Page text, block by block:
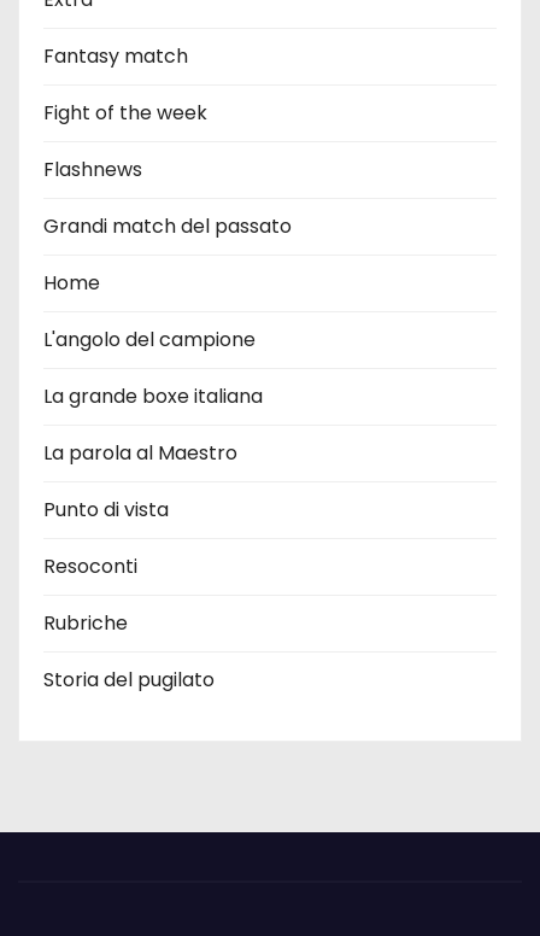
Fantasy match
Fight of the week
Flashnews
Grandi match del passato
Home
L'angolo del campione
La grande boxe italiana
La parola al Maestro
Punto di vista
Resoconti
Rubriche
Storia del pugilato